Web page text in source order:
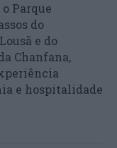
Parque
do
e do
Chanfana,
e hospitalidade